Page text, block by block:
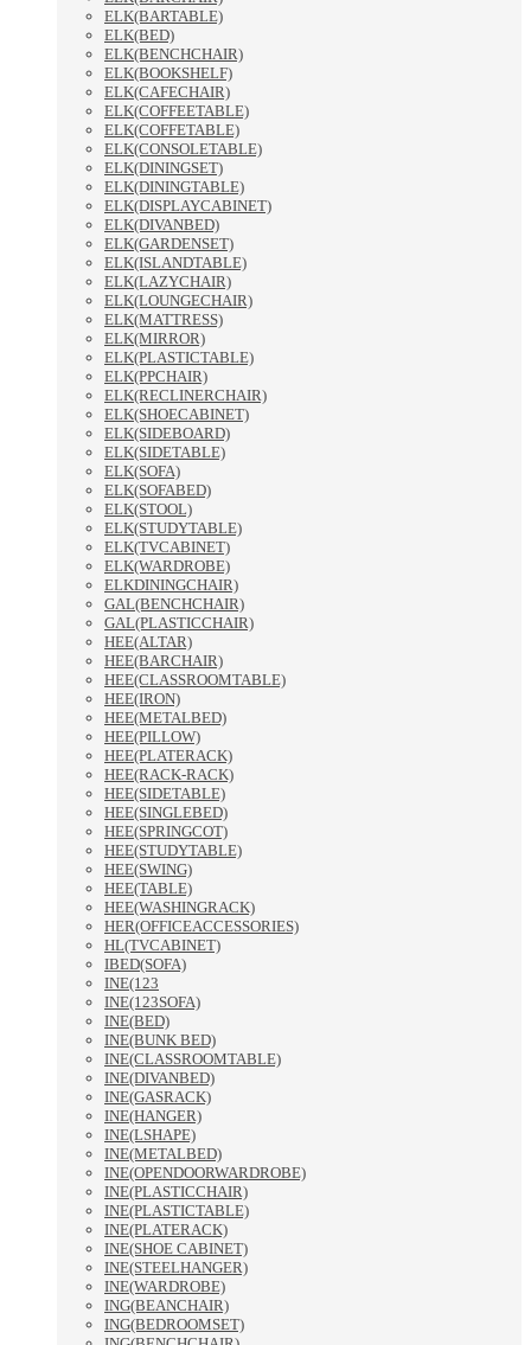
ELK(BARTABLE)
ELK(BED)
ELK(BENCHCHAIR)
ELK(BOOKSHELF)
ELK(CAFECHAIR)
ELK(COFFEETABLE)
ELK(COFFETABLE)
ELK(CONSOLETABLE)
ELK(DININGSET)
ELK(DININGTABLE)
ELK(DISPLAYCABINET)
ELK(DIVANBED)
ELK(GARDENSET)
ELK(ISLANDTABLE)
ELK(LAZYCHAIR)
ELK(LOUNGECHAIR)
ELK(MATTRESS)
ELK(MIRROR)
ELK(PLASTICTABLE)
ELK(PPCHAIR)
ELK(RECLINERCHAIR)
ELK(SHOECABINET)
ELK(SIDEBOARD)
ELK(SIDETABLE)
ELK(SOFA)
ELK(SOFABED)
ELK(STOOL)
ELK(STUDYTABLE)
ELK(TVCABINET)
ELK(WARDROBE)
ELKDININGCHAIR)
GAL(BENCHCHAIR)
GAL(PLASTICCHAIR)
HEE(ALTAR)
HEE(BARCHAIR)
HEE(CLASSROOMTABLE)
HEE(IRON)
HEE(METALBED)
HEE(PILLOW)
HEE(PLATERACK)
HEE(RACK-RACK)
HEE(SIDETABLE)
HEE(SINGLEBED)
HEE(SPRINGCOT)
HEE(STUDYTABLE)
HEE(SWING)
HEE(TABLE)
HEE(WASHINGRACK)
HER(OFFICEACCESSORIES)
HL(TVCABINET)
IBED(SOFA)
INE(123
INE(123SOFA)
INE(BED)
INE(BUNK BED)
INE(CLASSROOMTABLE)
INE(DIVANBED)
INE(GASRACK)
INE(HANGER)
INE(LSHAPE)
INE(METALBED)
INE(OPENDOORWARDROBE)
INE(PLASTICCHAIR)
INE(PLASTICTABLE)
INE(PLATERACK)
INE(SHOE CABINET)
INE(STEELHANGER)
INE(WARDROBE)
ING(BEANCHAIR)
ING(BEDROOMSET)